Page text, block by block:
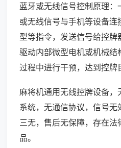
蓝牙或无线信号控制原理
或无线信号与手机等设备
型等指令，发送信号给控
驱动内部微型电机或机械
过程中进行干预，达到控牌
麻将机通用无线控牌设备
系统，无通信协议，信号
三无，售后无保障，存在
品。